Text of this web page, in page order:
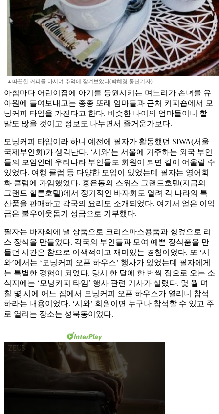
▲따끈한 커피를 마시며 추억에 잠겨보았다(박혜경 동년기자)
아침마다 어린이집에 아기를 등원시키는 며느리가 손녀를 유
아원에 들여보내고는 종종 또래 엄마들과 근처 커피숍에서 모
닝커피 타임을 가진다고 한다. 비슷한 나이의 엄마들이니 할
말도 많을 것이고 정보도 나누면서 즐거운가보다.
모닝커피 타임이라 하니 예전에 필자가 활동했던 SIWA(서울
국제부인회)가 생각난다. ‘시와’는 서울에 거주하는 외국 부인
들의 모임인데 우리나라 부인들도 회원이 되면 같이 어울릴 수
있었다. 여행 클럽 등 다양한 모임이 있었는데 필자는 영어회
화 클럽에 가입했었다. 홍은동의 스위스 그랜드호텔(지금의
그랜드 힐튼호텔)에서 정기적인 바자회도 열려 각 나라의 특
산품을 판매하고 각국의 요리도 소개되었다. 여기서 얻은 이익
금은 불우이웃돕기 성금으로 기부했다.
필자는 바자회에 낼 상품으로 크리스마스용품과 헝겊으로 리
스 장식을 만들었다. 각국의 부인들과 모여 예쁜 장식품을 만
들던 시간은 참으로 이색적이고 재미있는 경험이었다. 또 ‘시
와’에서는 ‘모닝커피 오픈 하우스’ 행사가 있었는데 필자에게
는 특별한 경험이 되었다. 당시 한 달에 한 번씩 집으로 오는 소
식지에는 ‘모닝커피 타임’ 행사 관련 기사가 실렸다. 몇 월 며
칠 몇 시에 어느 집에서 모닝커피 오픈 하우스가 열리니 참석
하라는 내용이었다. ‘시와’ 회원이면 누구나 참석할 수 있고 주
로 열리는 장소는 성북동이었다.